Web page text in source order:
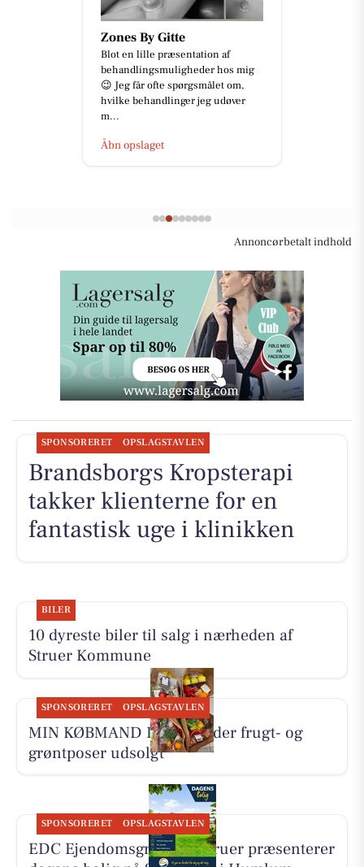
Zones By Gitte
Blot en lille præsentation af
behandlingsmuligheder hos mig
😉 Jeg får ofte spørgsmålet om,
hvilke behandlinger jeg udøver
m...
Åbn opslaget
Annoncørbetalt indhold
SPONSORERET OPSLAGSTAVLEN
Brandsborgs Kropsterapi
takker klienterne for en
fantastisk uge i klinikken
BILER
10 dyreste biler til salg i nærheden af
Struer Kommune
SPONSORERET OPSLAGSTAVLEN
MIN KØBMAND I ASP melder frugt- og
grøntposer udsolgt
SPONSORERET OPSLAGSTAVLEN
EDC Ejen­doms­grup­pen Struer præsenterer